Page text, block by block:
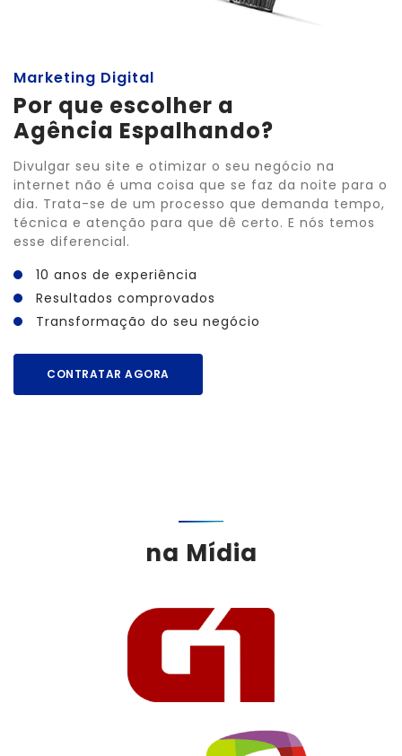
Marketing Digital
Por que escolher a
Agência Espalhando?
Divulgar seu site e otimizar o seu negócio na
internet não é uma coisa que se faz da noite para o
dia. Trata-se de um processo que demanda tempo,
técnica e atenção para que dê certo. E nós temos
esse diferencial.
10 anos de experiência
Resultados comprovados
Transformação do seu negócio
CONTRATAR AGORA
na Mídia